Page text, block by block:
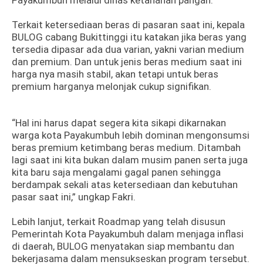
Terkait ketersediaan beras di pasaran saat ini, kepala
BULOG cabang Bukittinggi itu katakan jika beras yang
tersedia dipasar ada dua varian, yakni varian medium
dan premium. Dan untuk jenis beras medium saat ini
harga nya masih stabil, akan tetapi untuk beras
premium harganya melonjak cukup signifikan.
“Hal ini harus dapat segera kita sikapi dikarnakan
warga kota Payakumbuh lebih dominan mengonsumsi
beras premium ketimbang beras medium. Ditambah
lagi saat ini kita bukan dalam musim panen serta juga
kita baru saja mengalami gagal panen sehingga
berdampak sekali atas ketersediaan dan kebutuhan
pasar saat ini,” ungkap Fakri.
Lebih lanjut, terkait Roadmap yang telah disusun
Pemerintah Kota Payakumbuh dalam menjaga inflasi
di daerah, BULOG menyatakan siap membantu dan
bekerjasama dalam mensukseskan program tersebut.